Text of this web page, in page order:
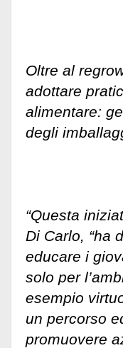
Oltre al
adottare
alimentare:
degli
“Questa
Di Carlo, “ha
educare i
solo per
esempio
un percorso
promuovere